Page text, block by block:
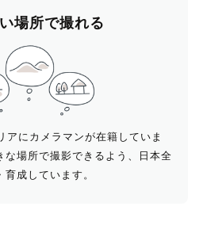
場所で撮れる
アにカメラマンが在籍していま
な場所で撮影できるよう、日本全
成しています。